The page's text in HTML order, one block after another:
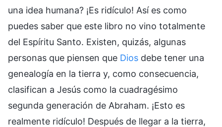
una idea humana? ¡Es ridículo! Así es como
puedes saber que este libro no vino totalmente
del Espíritu Santo. Existen, quizás, algunas
personas que piensen que Dios debe tener una
genealogía en la tierra y, como consecuencia,
clasifican a Jesús como la cuadragésimo
segunda generación de Abraham. ¡Esto es
realmente ridículo! Después de llegar a la tierra,